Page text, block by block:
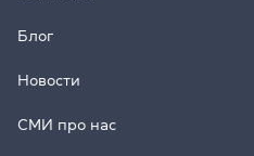
Блог
Новости
СМИ про нас